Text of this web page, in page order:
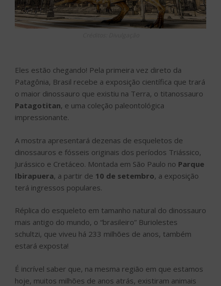
Eles estão chegando! Pela primeira vez direto da
Patagônia, Brasil recebe a exposição científica que trará
o maior dinossauro que existiu na Terra, o titanossauro
Patagotitan, e uma coleção paleontológica
impressionante.
A mostra apresentará dezenas de esqueletos de
dinossauros e fósseis originais dos períodos Triássico,
Jurássico e Cretáceo. Montada em São Paulo no Parque
Ibirapuera, a partir de 10 de setembro, a exposição
terá ingressos populares.
Réplica do esqueleto em tamanho natural do dinossauro
mais antigo do mundo, o “brasileiro” Buriolestes
schultzi, que viveu há 233 milhões de anos, também
estará exposta!
É incrível saber que, na mesma região em que estamos
hoje, muitos milhões de anos atrás, existiram animais